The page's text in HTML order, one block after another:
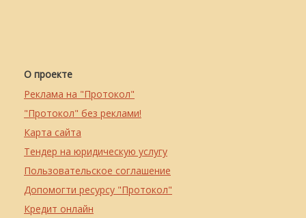
О проекте
Реклама на "Протокол"
"Протокол" без реклами!
Карта сайта
Тендер на юридическую услугу
Пользовательское соглашение
Допомогти ресурсу "Протокол"
Кредит онлайн